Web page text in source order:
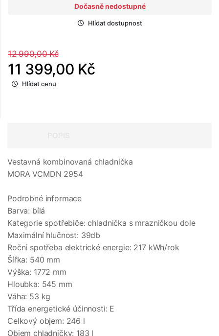
Dočasně nedostupné
Hlídat dostupnost
12 990,00 Kč
11 399,00 Kč
Hlídat cenu
Vestavná kombinovaná chladnička
MORA VCMDN 2954
Podrobné informace
Barva: bílá
Kategorie spotřebiče: chladnička s mrazničkou dole
Maximální hlučnost: 39db
Roční spotřeba elektrické energie: 217 kWh/rok
Šířka: 540 mm
Výška: 1772 mm
Hloubka: 545 mm
Váha: 53 kg
Třída energetické účinnosti: E
Celkový objem: 246 l
Objem chladničky: 183 l